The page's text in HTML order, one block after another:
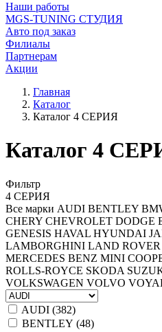
Наши работы
MGS-TUNING СТУДИЯ
Авто под заказ
Филиалы
Партнерам
Акции
Главная
Каталог
Каталог 4 СЕРИЯ
Каталог 4
Фильтр
4 СЕРИЯ
Все марки AUDI BENTLEY
CHERY CHEVROLET DODGE
GENESIS HAVAL HYUNDAI
LAMBORGHINI LAND ROVER
MERCEDES BENZ MINI
ROLLS-ROYCE SKODA
VOLKSWAGEN VOLVO
AUDI (382)
BENTLEY (48)